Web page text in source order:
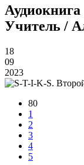
Учитель /
18
09
2023
80
1
2
3
4
5